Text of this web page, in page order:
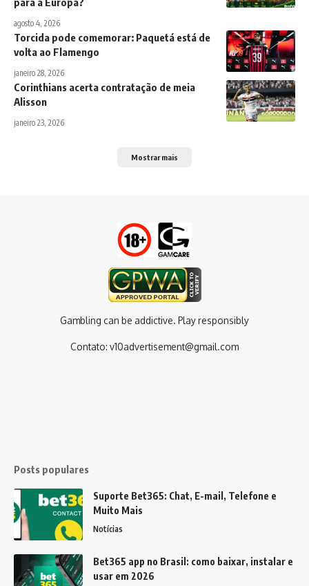
agosto 4, 2026
Torcida pode comemorar: Paquetá está de
volta ao Flamengo
janeiro 28, 2026
Corinthians acerta contratação de meia
Alisson
janeiro 23, 2026
Mostrar mais
Gambling can be addictive. Play responsibly
Contato: v10advertisement@gmail.com
Posts populares
Suporte Bet365: Chat, E-mail, Telefone e
Muito Mais
Notícias
Bet365 app no Brasil: como baixar, instalar e
usar em 2026